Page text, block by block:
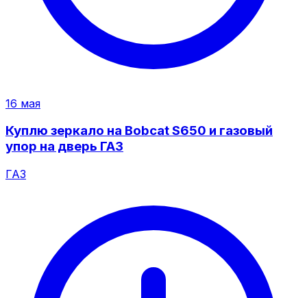
16 мая
Куплю зеркало на Bobcat S650 и газовый
упор на дверь ГАЗ
ГАЗ